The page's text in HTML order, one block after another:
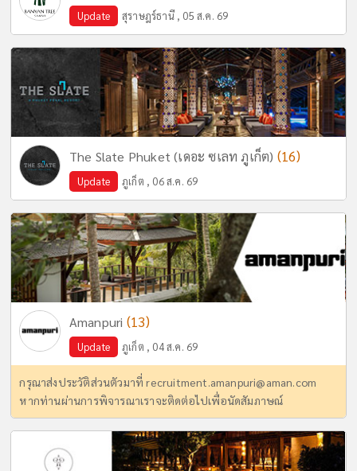
Update สุราษฎร์ธานี , 05 ส.ค. 69
The Slate Phuket (เดอะ ซเลท ภูเก็ต) (16)
Update ภูเก็ต , 06 ส.ค. 69
Amanpuri (13)
Update ภูเก็ต , 04 ส.ค. 69
กรุณาส่งประวัติส่วนตัวมาที่recruitment.amanpuri@aman.com
หากท่านผ่านการพิจารณาเราจะติดต่อไปเพื่อนัดสัมภาษณ์